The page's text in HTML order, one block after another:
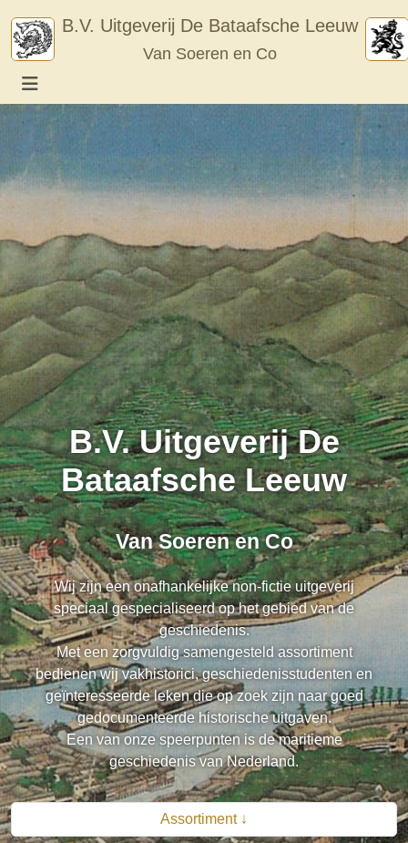
content
B.V. Uitgeverij De Bataafsche Leeuw
Van Soeren en Co
B.V. Uitgeverij De
Bataafsche Leeuw
Van Soeren en Co
Wij zijn een onafhankelijke non-fictie uitgeverij
speciaal gespecialiseerd op het gebied van de
geschiedenis.
Met een zorgvuldig samengesteld assortiment
bedienen wij vakhistorici, geschiedenisstudenten en
geïnteresseerde leken die op zoek zijn naar goed
gedocumenteerde historische uitgaven.
Een van onze speerpunten is de maritieme
geschiedenis van Nederland.
Assortiment ↓